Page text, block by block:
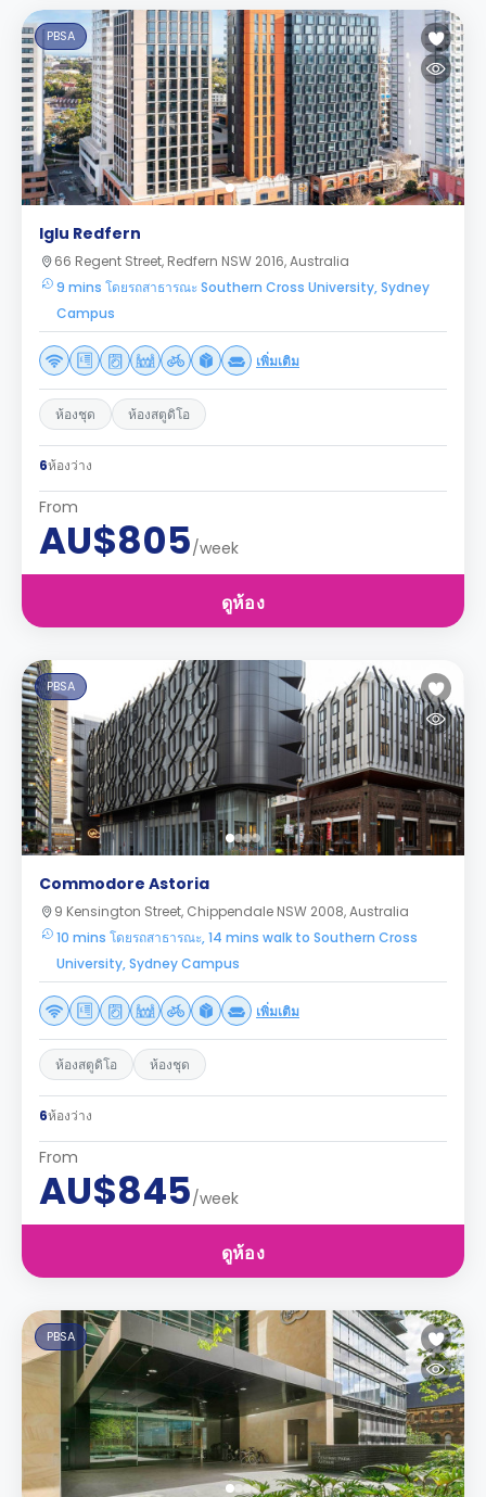
PBSA
Iglu Redfern
66 Regent Street, Redfern NSW 2016, Australia
9 mins โดยรถสาธารณะ Southern Cross University, Sydney
Campus
เพิ่มเติม
ห้องชุด ห้องสตูดิโอ
6ห้องว่าง
From
AU$805/week
ดูห้อง
PBSA
Commodore Astoria
9 Kensington Street, Chippendale NSW 2008, Australia
10 mins โดยรถสาธารณะ, 14 mins walk to Southern Cross
University, Sydney Campus
เพิ่มเติม
ห้องสตูดิโอ ห้องชุด
6ห้องว่าง
From
AU$845/week
ดูห้อง
PBSA